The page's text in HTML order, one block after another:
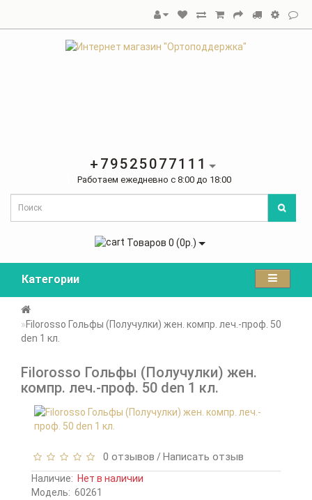
+79525077111
Работаем ежедневно с 8:00 до 18:00
Товаров 0 (0р.)
Категории
Filorosso Гольфы (Получулки) жен. компр. леч.-проф. 50
den 1 кл.
Filorosso Гольфы (Получулки) жен.
компр. леч.-проф. 50 den 1 кл.
0 отзывов /Написать отзыв
Наличие: Нет в наличии
Модель: 60261